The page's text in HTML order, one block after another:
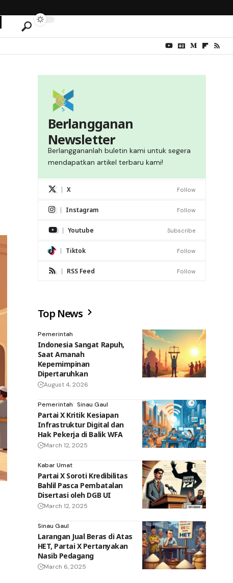
Berlangganan
Newsletter
Berlanggananlah buletin kami untuk segera
mendapatkan artikel terbaru kami!
X Follow
Instagram Follow
Youtube Subscribe
Tiktok Follow
RSS Feed Follow
Top News
Pemerintah
Indonesia Sangat Rapuh,
Saat Amanah
Kepemimpinan
Dipertaruhkan
August 4, 2026
Pemerintah Sinau Gaul
Partai X Kritik Kesiapan
Infrastruktur Digital dan
Hak Pekerja di Balik WFA
March 12, 2025
Kabar Umat
Partai X Soroti Kredibilitas
Bahlil Pasca Pembatalan
Disertasi oleh DGB UI
March 12, 2025
Sinau Gaul
Larangan Jual Beras di Atas
HET, Partai X Pertanyakan
Nasib Pedagang
March 6, 2025